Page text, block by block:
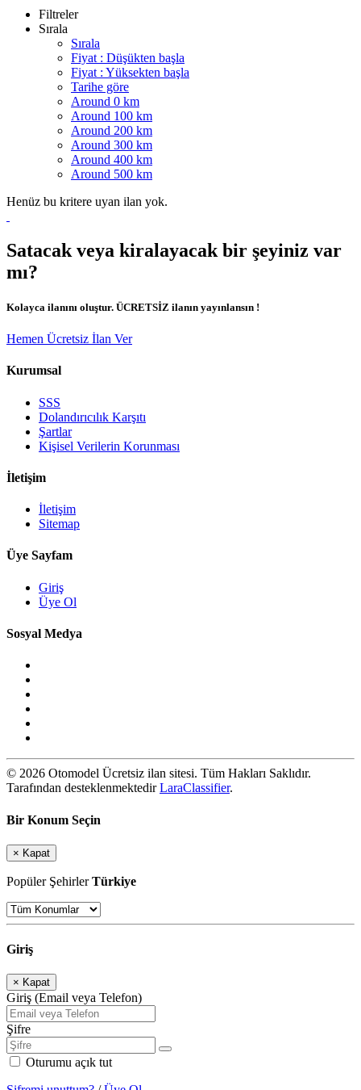
Filtreler
Sırala
Sırala
Fiyat : Düşükten başla
Fiyat : Yüksekten başla
Tarihe göre
Around 0 km
Around 100 km
Around 200 km
Around 300 km
Around 400 km
Around 500 km
Henüz bu kritere uyan ilan yok.
Satacak veya kiralayacak bir şeyiniz var
mı?
Kolayca ilanını oluştur. ÜCRETSİZ ilanın yayınlansın !
Hemen Ücretsiz İlan Ver
Kurumsal
SSS
Dolandırıcılık Karşıtı
Şartlar
Kişisel Verilerin Korunması
İletişim
İletişim
Sitemap
Üye Sayfam
Giriş
Üye Ol
Sosyal Medya
© 2026 Otomodel Ücretsiz ilan sitesi. Tüm Hakları Saklıdır.
Tarafından desteklenmektedirLaraClassifier.
Bir Konum Seçin
× Kapat
Popüler ŞehirlerTürkiye
Giriş
× Kapat
Giriş (Email veya Telefon)
Şifre
Oturumu açık tut